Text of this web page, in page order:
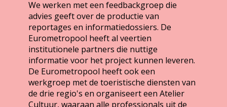
We werken met een feedbackgroep die
advies geeft over de productie van
reportages en informatiedossiers. De
Eurometropool heeft al veertien
institutionele partners die nuttige
informatie voor het project kunnen leveren.
De Eurometropool heeft ook een
werkgroep met de toeristische diensten van
de drie regio's en organiseert een Atelier
Cultuur, waaraan alle professionals uit de